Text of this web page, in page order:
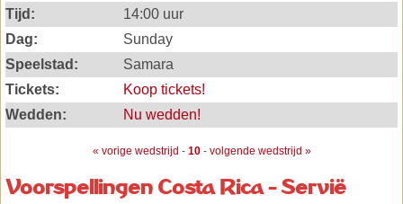
Tijd:
14:00 uur
Dag:
Sunday
Speelstad:
Samara
Tickets:
Koop tickets!
Wedden:
Nu wedden!
« vorige wedstrijd - 10- volgende wedstrijd »
Voorspellingen Costa Rica - Servië